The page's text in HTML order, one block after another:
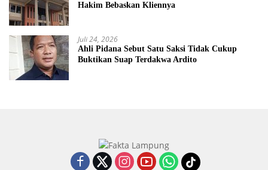
Hakim Bebaskan Kliennya
Juli 24, 2026
Ahli Pidana Sebut Satu Saksi Tidak Cukup
Buktikan Suap Terdakwa Ardito